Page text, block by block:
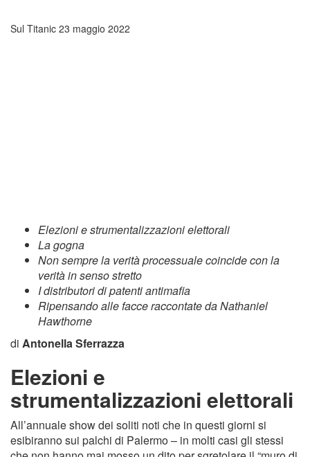
Sul Titanic 23 maggio 2022
Elezioni e strumentalizzazioni elettorali
La gogna
Non sempre la verità processuale coincide con la
verità in senso stretto
I distributori di patenti antimafia
Ripensando alle facce raccontate da Nathaniel
Hawthorne
di Antonella Sferrazza
Elezioni e
strumentalizzazioni elettorali
All’annuale show dei soliti noti che in questi giorni si
esibiranno sui palchi di Palermo – in molti casi gli stessi